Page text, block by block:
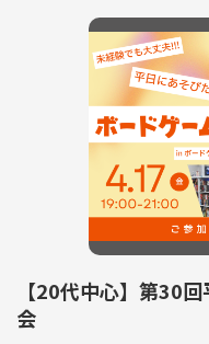
【20代中心】第30
会